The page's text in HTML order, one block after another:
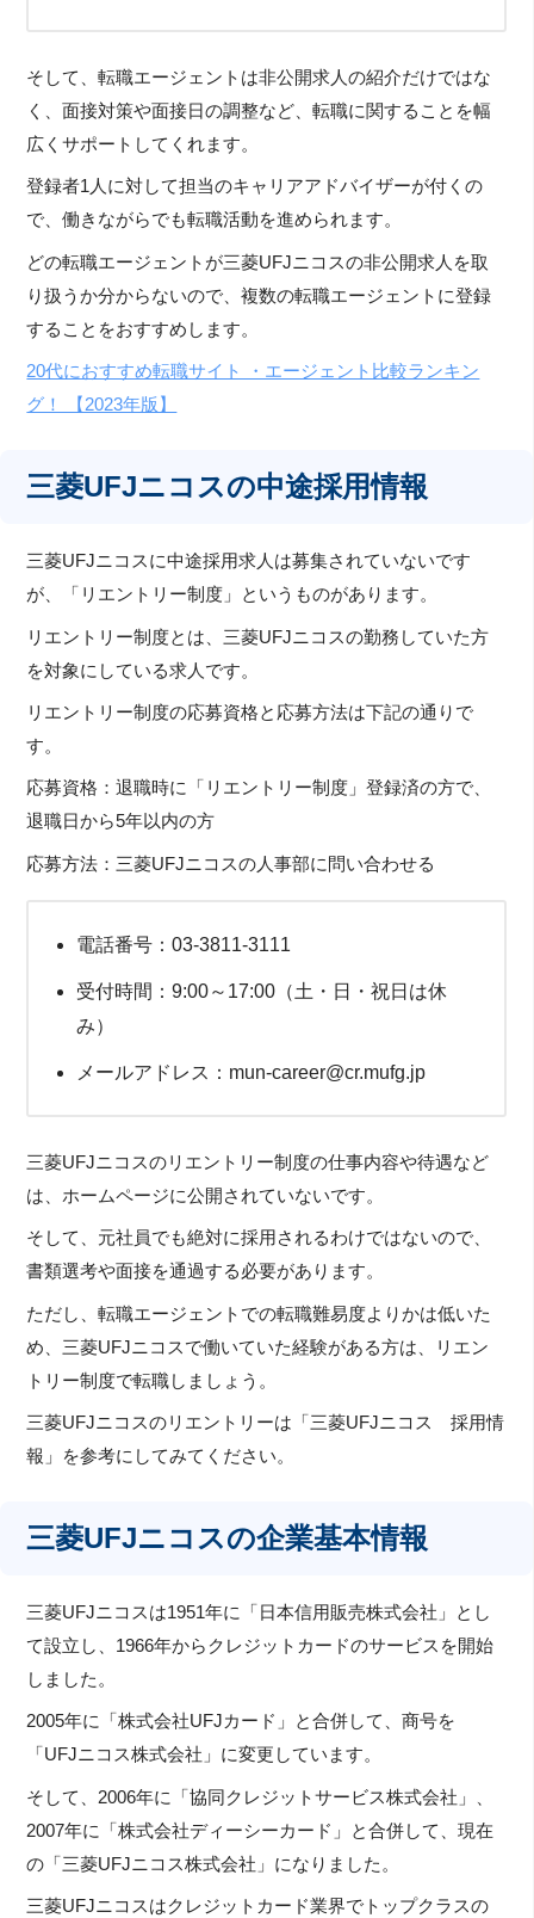
そして、転職エージェントは非公開求人の紹介だけではな
く、面接対策や面接日の調整など、転職に関することを幅
広くサポートしてくれます。
登録者1人に対して担当のキャリアアドバイザーが付くの
で、働きながらでも転職活動を進められます。
どの転職エージェントが三菱UFJニコスの非公開求人を取
り扱うか分からないので、複数の転職エージェントに登録
することをおすすめします。
20代におすすめ転職サイト ・エージェント比較ランキン
グ！ 【2023年版】
三菱UFJニコスの中途採用情報
三菱UFJニコスに中途採用求人は募集されていないです
が、「リエントリー制度」というものがあります。
リエントリー制度とは、三菱UFJニコスの勤務していた方
を対象にしている求人です。
リエントリー制度の応募資格と応募方法は下記の通りで
す。
応募資格：退職時に「リエントリー制度」登録済の方で、
退職日から5年以内の方
応募方法：三菱UFJニコスの人事部に問い合わせる
電話番号：03-3811-3111
受付時間：9:00～17:00（土・日・祝日は休
み）
メールアドレス：mun-career@cr.mufg.jp
三菱UFJニコスのリエントリー制度の仕事内容や待遇など
は、ホームページに公開されていないです。
そして、元社員でも絶対に採用されるわけではないので、
書類選考や面接を通過する必要があります。
ただし、転職エージェントでの転職難易度よりかは低いた
め、三菱UFJニコスで働いていた経験がある方は、リエン
トリー制度で転職しましょう。
三菱UFJニコスのリエントリーは「三菱UFJニコス 採用情
報」を参考にしてみてください。
三菱UFJニコスの企業基本情報
三菱UFJニコスは1951年に「日本信用販売株式会社」とし
て設立し、1966年からクレジットカードのサービスを開始
しました。
2005年に「株式会社UFJカード」と合併して、商号を
「UFJニコス株式会社」に変更しています。
そして、2006年に「協同クレジットサービス株式会社」、
2007年に「株式会社ディーシーカード」と合併して、現在
の「三菱UFJニコス株式会社」になりました。
三菱UFJニコスはクレジットカード業界でトップクラスの